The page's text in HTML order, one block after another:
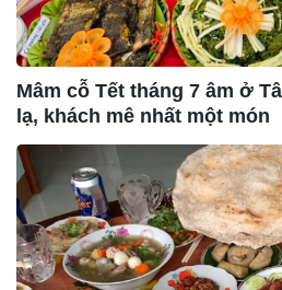
Mâm cỗ Tết tháng 7 âm ở
lạ, khách mê nhất một món